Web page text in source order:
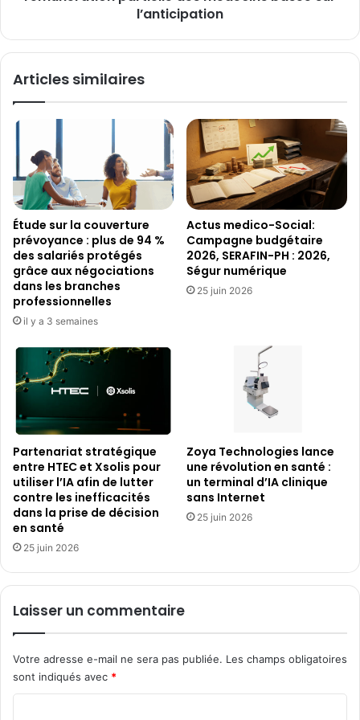
sur
l’anticipation
Articles similaires
Étude sur la couverture
prévoyance : plus de 94 %
des salariés protégés
grâce aux négociations
dans les branches
professionnelles
il y a 3 semaines
Actus medico-Social:
Campagne budgétaire
2026, SERAFIN-PH : 2026,
Ségur numérique
25 juin 2026
Partenariat stratégique
entre HTEC et Xsolis pour
utiliser l’IA afin de lutter
contre les inefficacités
dans la prise de décision
en santé
25 juin 2026
Zoya Technologies lance
une révolution en santé :
un terminal d’IA clinique
sans Internet
25 juin 2026
Laisser un commentaire
Votre adresse e-mail ne sera pas publiée. Les champs obligatoires
sont indiqués avec *